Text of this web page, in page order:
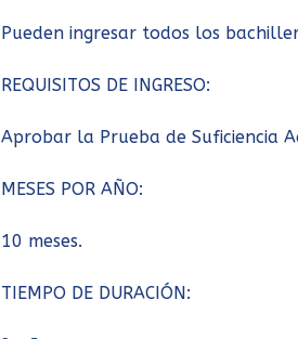
Pueden ingresar todos los
REQUISITOS DE INGRESO:
Aprobar la Prueba de Suficiencia
MESES POR AÑO:
10 meses.
TIEMPO DE DURACIÓN: